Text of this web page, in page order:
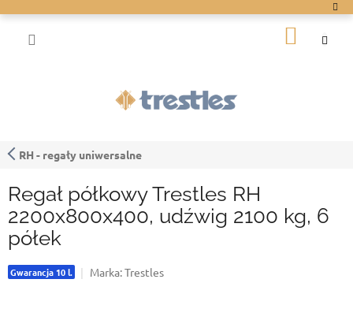
do
RH - regały uniwersalne
Regał półkowy Trestles RH
2200x800x400, udźwig 2100 kg, 6
półek
Gwarancja 10 l. Marka:Trestles